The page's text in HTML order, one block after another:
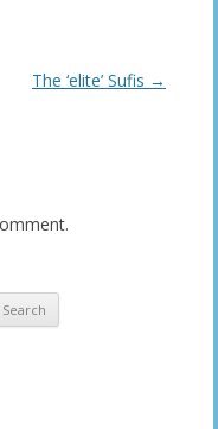
The ‘elite’ Sufis →